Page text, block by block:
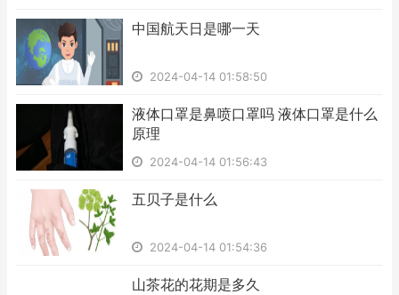
​中国航天日是哪一天
2024-04-14 01:58:50
​液体口罩是鼻喷口罩吗 液体口罩是什么
原理
2024-04-14 01:56:43
​五贝子是什么
2024-04-14 01:54:36
​山茶花的花期是多久